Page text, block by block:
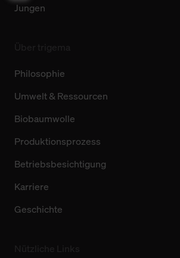
Jungen
Philosophie
Umwelt & Ressourcen
Biobaumwolle
Produktionsprozess
Betriebsbesichtigung
Karriere
Geschichte